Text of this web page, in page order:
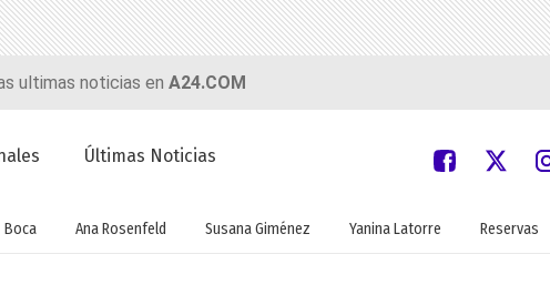
ultimas noticias en A24.COM
Últimas Noticias
Boca Ana Rosenfeld Susana Giménez Yanina Latorre Reservas